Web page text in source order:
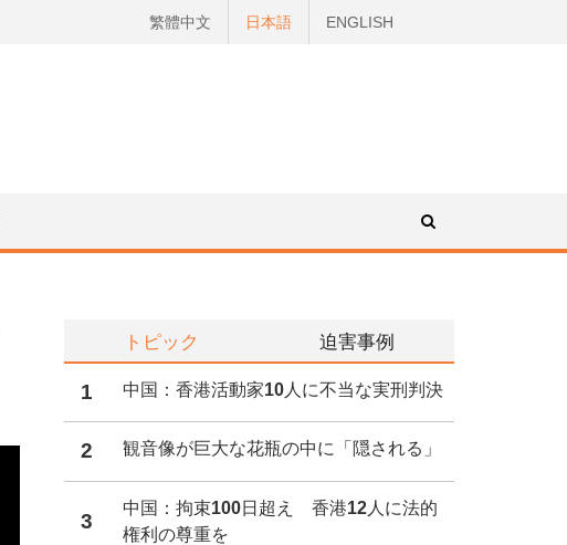
繁體中文 日本語 ENGLISH
トピック 迫害事例
1 中国：香港活動家10人に不当な実刑判決
2 観音像が巨大な花瓶の中に「隠される」
3
中国：拘束100日超え 香港12人に法的
権利の尊重を